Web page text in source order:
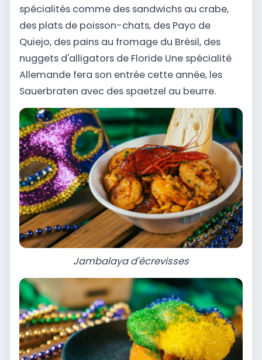
spécialités comme des sandwichs au crabe,
des plats de poisson-chats, des Payo de
Quiejo, des pains au fromage du Brésil, des
nuggets d'alligators de Floride Une spécialité
Allemande fera son entrée cette année, les
Sauerbraten avec des spaetzel au beurre.
Jambalaya d'écrevisses